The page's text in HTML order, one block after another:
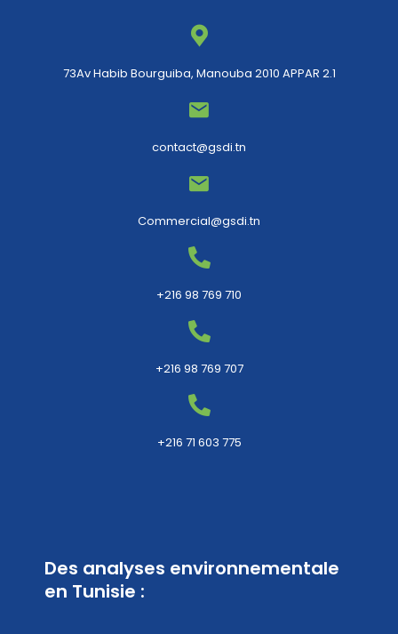
73Av Habib Bourguiba, Manouba 2010 APPAR 2.1
contact@gsdi.tn
Commercial@gsdi.tn
+216 98 769 710
+216 98 769 707
+216 71 603 775
Des analyses environnementale
en Tunisie :